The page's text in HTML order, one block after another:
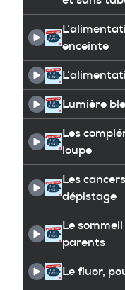
enceinte
Lumière
Les
loupe
Les
dépistage
Le
parents
Le fluor,